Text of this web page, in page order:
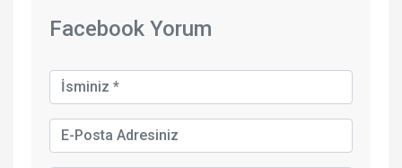
Facebook Yorum